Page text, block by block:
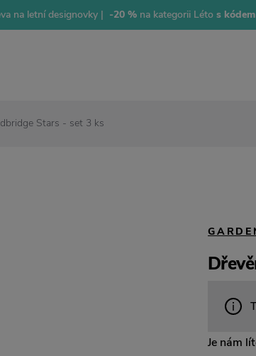
na letní designovky | -20 %na kategorii Létos
Stars - set 3 ks
Je nám